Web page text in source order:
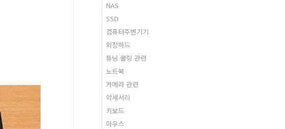
NAS
SSD
컴퓨터주변기기
외장하드
튜닝 쿨링 관련
노트북
카메라 관련
악세서리
키보드
마우스